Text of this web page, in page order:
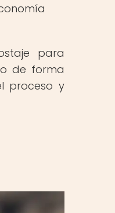
para
de forma
proceso y